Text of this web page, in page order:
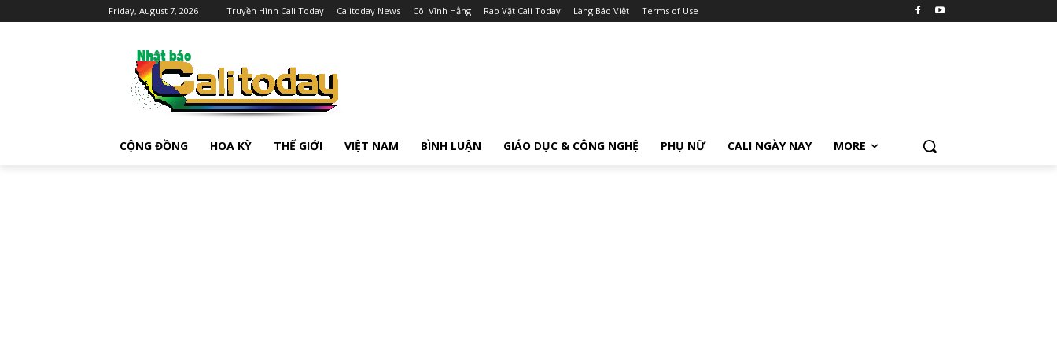
Friday, August 7, 2026 Truyền Hình Cali Today Calitoday News Cõi Vĩnh Hằng Rao Vặt Cali Today Làng Báo Việt Terms of Use
CỘNG ĐỒNG HOA KỲ THẾ GIỚI VIỆT NAM BÌNH LUẬN GIÁO DỤC & CÔNG NGHỆ PHỤ NỮ CALI NGÀY NAY MORE